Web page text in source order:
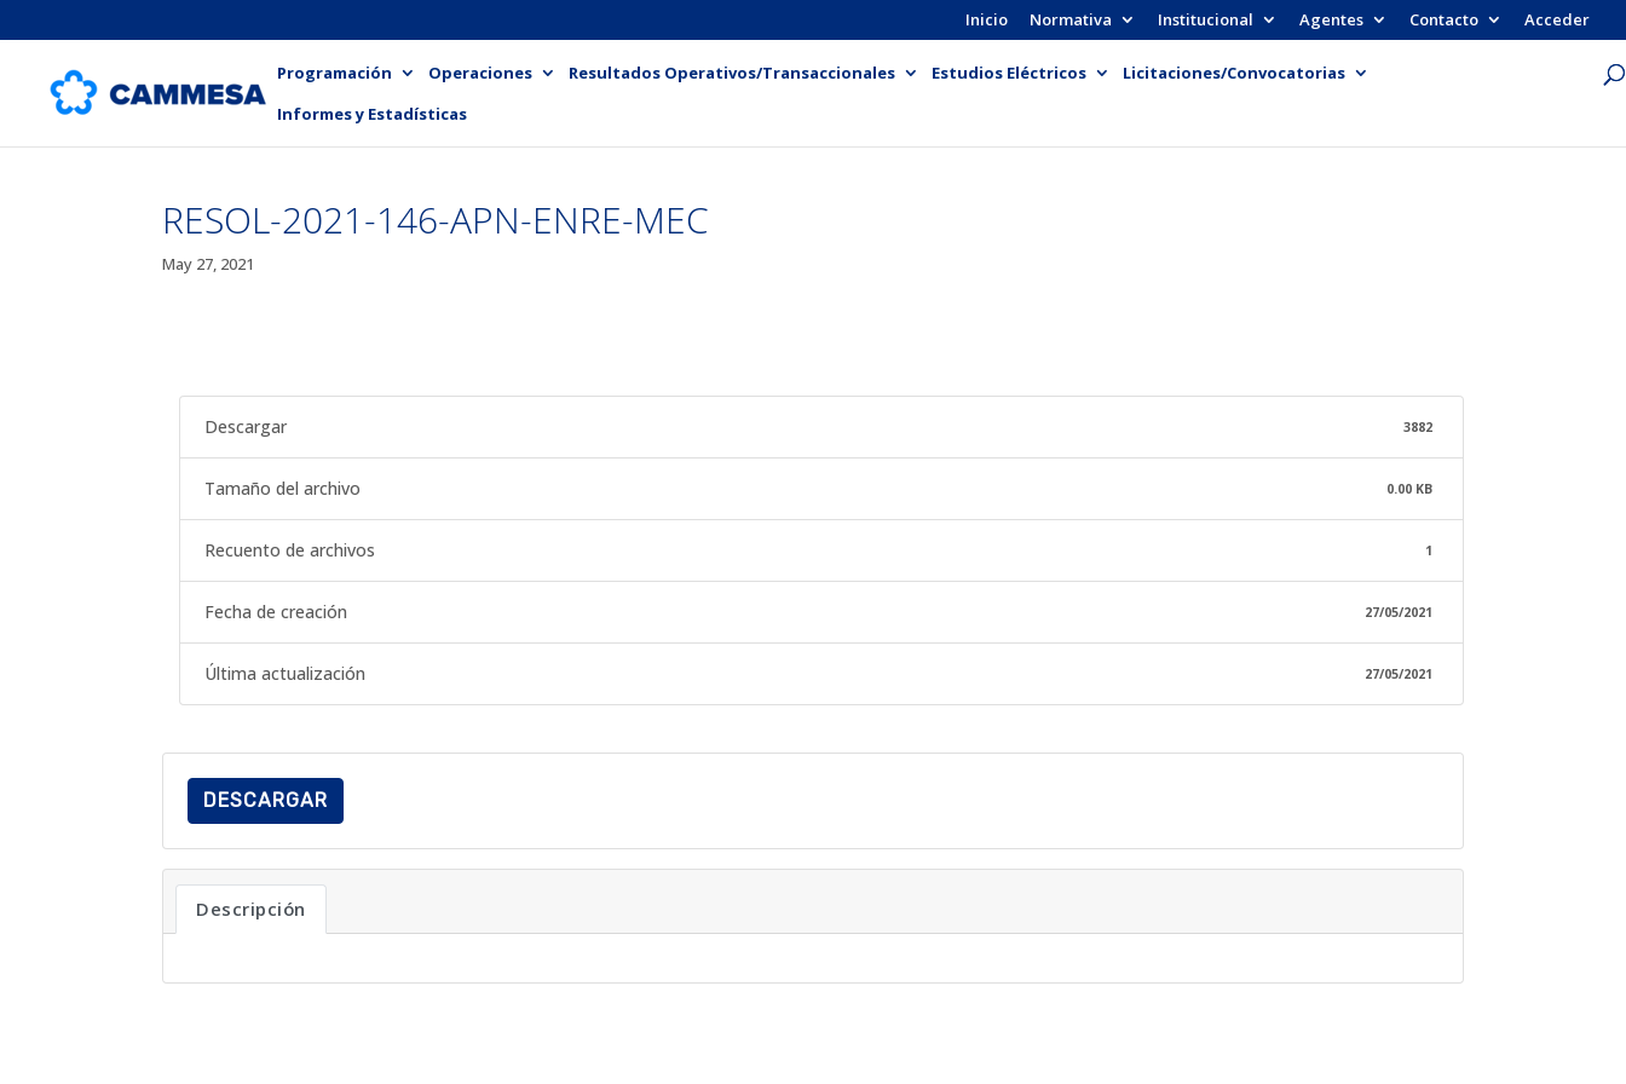
Inicio Normativa Institucional Agentes Contacto Acceder
Programación Operaciones Resultados Operativos/Transaccionales Estudios Eléctricos
Licitaciones/Convocatorias
Informes y Estadísticas
RESOL-2021-146-APN-ENRE-MEC
May 27, 2021
Descargar 3882
Tamaño del archivo 0.00 KB
Recuento de archivos 1
Fecha de creación 27/05/2021
Última actualización 27/05/2021
DESCARGAR
Descripción